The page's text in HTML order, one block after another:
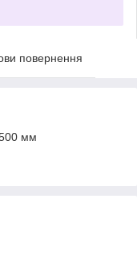
повернення
500 мм